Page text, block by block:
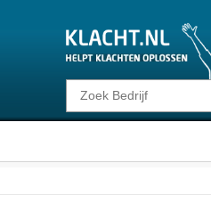
Klacht melden
Consumentenrecht